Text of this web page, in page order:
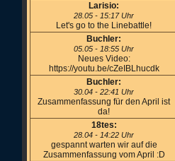
Larisio:
28.05 - 15:17 Uhr
Let's go to the Linebattle!
Buchler:
05.05 - 18:55 Uhr
Neues Video:
https://youtu.be/cZeIBLhucdk
Buchler:
30.04 - 22:41 Uhr
Zusammenfassung für den April ist
da!
18tes:
28.04 - 14:22 Uhr
gespannt warten wir auf die
Zusammenfassung vom April :D